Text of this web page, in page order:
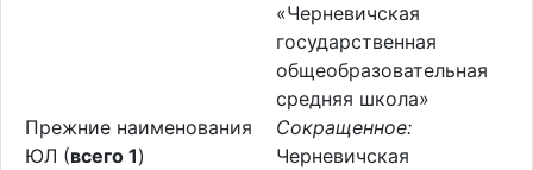
Прежние наименования
ЮЛ (всего 1)
«Черневичская
государственная
общеобразовательная
средняя школа»
Сокращенное:
Черневичская